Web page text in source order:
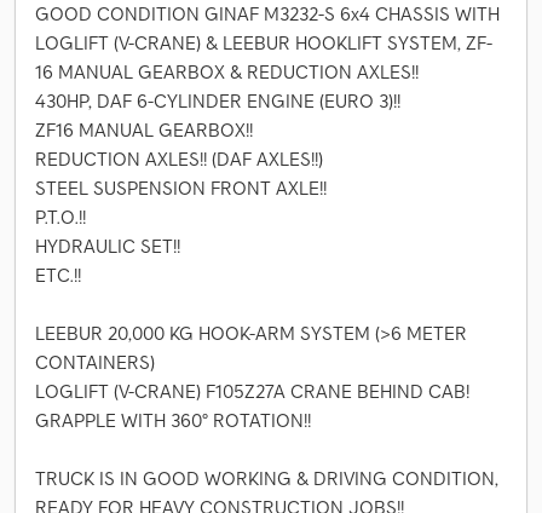
GOOD CONDITION GINAF M3232-S 6x4 CHASSIS WITH
LOGLIFT (V-CRANE) & LEEBUR HOOKLIFT SYSTEM, ZF-
16 MANUAL GEARBOX & REDUCTION AXLES!!
430HP, DAF 6-CYLINDER ENGINE (EURO 3)!!
ZF16 MANUAL GEARBOX!!
REDUCTION AXLES!! (DAF AXLES!!)
STEEL SUSPENSION FRONT AXLE!!
P.T.O.!!
HYDRAULIC SET!!
ETC.!!
LEEBUR 20,000 KG HOOK-ARM SYSTEM (>6 METER
CONTAINERS)
LOGLIFT (V-CRANE) F105Z27A CRANE BEHIND CAB!
GRAPPLE WITH 360° ROTATION!!
TRUCK IS IN GOOD WORKING & DRIVING CONDITION,
READY FOR HEAVY CONSTRUCTION JOBS!!